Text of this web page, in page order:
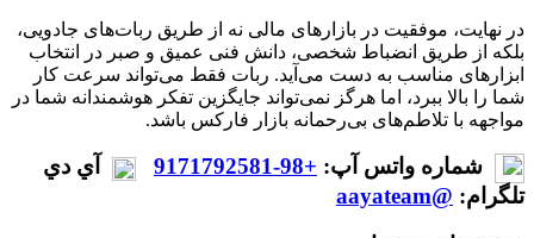
در نهایت، موفقیت در بازارهای مالی نه از طریق ربات‌های جادویی،
بلکه از طریق انضباط شخصی، دانش فنی عمیق و صبر در انتخاب
ابزارهای مناسب به دست می‌آید. ربات فقط می‌تواند سرعت کار
شما را بالا ببرد، اما هرگز نمی‌تواند جایگزین تفکر هوشمندانه شما در
مواجهه با تلاطم‌های بی‌رحمانه بازار فارکس باشد.
شماره واتس آپ: +98-9171792581
آي دي
تلگرام: @aayateam